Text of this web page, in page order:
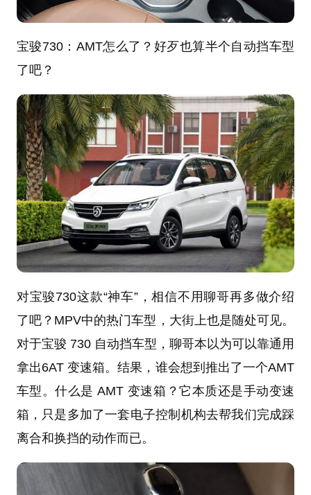
宝骏730： AMT怎么了？好歹也算半个自动挡车型
了吧？
对宝骏730这款“神车”，相信不用聊哥再多做介绍
了吧？MPV中的热门车型，大街上也是随处可见。
对于宝骏 730 自动挡车型，聊哥本以为可以靠通用
拿出6AT 变速箱。结果，谁会想到推出了一个AMT
车型。什么是 AMT 变速箱？它本质还是手动变速
箱，只是多加了一套电子控制机构去帮我们完成踩
离合和换挡的动作而已。